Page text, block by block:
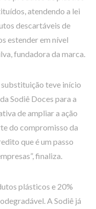
atendendo a lei
descartáveis de
estender em nível
fundadora da marca.
substituição teve início
Sodiê Doces para a
de ampliar a ação
do compromisso da
que é um passo
finaliza.
plásticos e 20%
A Sodiê já